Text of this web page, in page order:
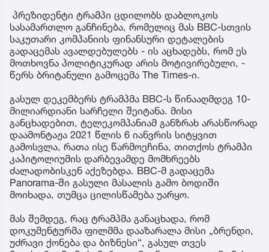
პრეზიდენტი ტრამპი ცდილობს დაბლოკოს
სასამართლო განჩინება, რომელიც მას BBC-სთვის
საკუთარი კომპანიის ფინანსური დეტალების
გადაცემას ავალდებულებს - ის აცხადებს, რომ ეს
მოთხოვნა პოლიტიკურად არის მოტივირებული, -
წერს ბრიტანული გამოცემა The Times-ი.
გასულ დეკემბერს ტრამპმა BBC-ს წინააღმდეგ 10-
მილიარდიანი სარჩელი შეიტანა. მისი
განცხადებით, ტელეკომპანიამ განზრახ არასწორად
დაამონტაჟა 2021 წლის 6 იანვრის სიტყვით
გამოსვლა, რათა ისე წარმოეჩინა, თითქოს ტრამპი
კაპიტოლიუმის დარბევამდე მომხრეებს
ძალადობისკენ აქეზებდა. BBC-მ გადაცემა
Panorama-ში გასული მასალის გამო ბოდიში
მოიხადა, თუმცა ცილისწამება უარყო.
მას შემდეგ, რაც ტრამპმა განაცხადა, რომ
დოკუმენტურმა ფილმმა დააზარალა მისი „ბრენდი,
უძრავი ქონება და ბიზნესი“, გასულ თვეს